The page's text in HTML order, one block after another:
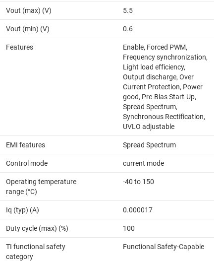
Vout (max) (V) 5.5
Vout (min) (V) 0.6
Features
Enable, Forced PWM,
Frequency synchronization,
Light load efficiency,
Output discharge, Over
Current Protection, Power
good, Pre-Bias Start-Up,
Spread Spectrum,
Synchronous Rectification,
UVLO adjustable
EMI features Spread Spectrum
Control mode current mode
Operating temperature
range (°C)
-40 to 150
Iq (typ) (A) 0.000017
Duty cycle (max) (%) 100
TI functional safety
category
Functional Safety-Capable